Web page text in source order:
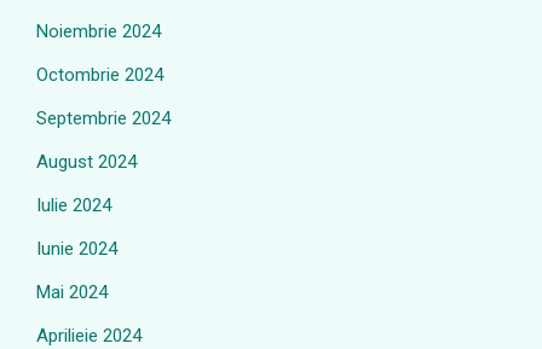
Noiembrie 2024
Octombrie 2024
Septembrie 2024
August 2024
Iulie 2024
Iunie 2024
Mai 2024
Aprilieie 2024